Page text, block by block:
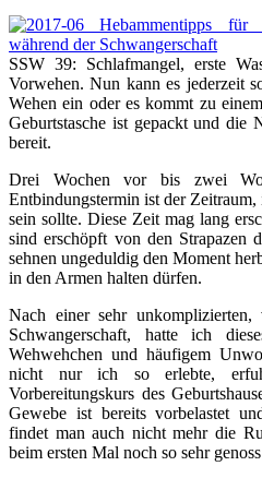
SSW 39: Schlafmangel, erste
Vorwehen. Nun kann es jederzeit
Wehen ein oder es kommt zu
Geburtstasche ist gepackt und die
bereit.
Drei Wochen vor bis zwei
Entbindungstermin ist der
sein sollte. Diese Zeit mag lang
sind erschöpft von den Strapazen
sehnen ungeduldig den Moment
in den Armen halten dürfen.
Nach einer sehr unkomplizierten,
Schwangerschaft, hatte ich
Wehwehchen und häufigem
nicht nur ich so erlebte,
Vorbereitungskurs des
Gewebe ist bereits vorbelastet
findet man auch nicht mehr die
beim ersten Mal noch so sehr